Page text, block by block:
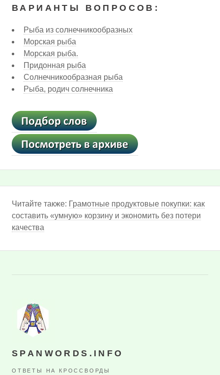
ВАРИАНТЫ ВОПРОСОВ:
Рыба из солнечникообразных
Морская рыба
Морская рыба.
Придонная рыба
Солнечникообразная рыба
Рыба, родич солнечника
Читайте также: Грамотные продуктовые покупки: как
составить «умную» корзину и экономить без потери
качества
SPANWORDS.INFO
ОТВЕТЫ НА КРОССВОРДЫ